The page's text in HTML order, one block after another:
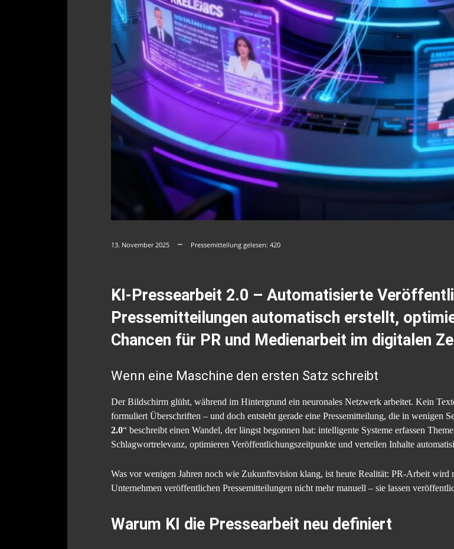
13. November 2025 Pressemitteilung gelesen: 420
KI-Pressearbeit 2.0 – Automatisierte
Pressemitteilungen automatisch erstellt,
Chancen für PR und Medienarbeit im digitalen
Wenn eine Maschine den ersten Satz schreibt
Der Bildschirm glüht, während im Hintergrund ein neuronales Netzwerk arbeitet. Kein
formuliert Überschriften – und doch entsteht gerade eine Pressemitteilung, die in wenigen
2.0“ beschreibt einen Wandel, der längst begonnen hat: intelligente Systeme erfassen
Schlagwortrelevanz, optimieren Veröffentlichungszeitpunkte und verteilen Inhalte
Was vor wenigen Jahren noch wie Zukunftsvision klang, ist heute Realität: PR-Arbeit wird
Unternehmen veröffentlichen Pressemitteilungen nicht mehr manuell – sie lassen
Warum KI die Pressearbeit neu definiert